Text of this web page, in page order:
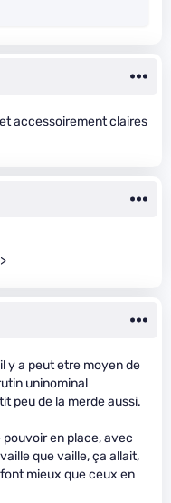
accessoirement claires
y a peut etre moyen de
uninominal
peu de la merde aussi.
en place, avec
que vaille, ça allait,
mieux que ceux en